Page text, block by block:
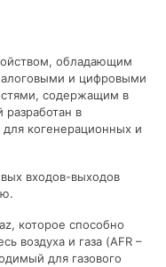
обладающим
и цифровыми
содержащим в
в
когенерационных и
входов-выходов
которое способно
воздуха и газа (AFR –
для газового